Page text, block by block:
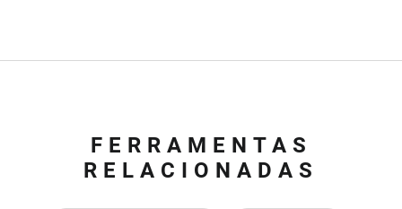
FERRAMENTAS
RELACIONADAS